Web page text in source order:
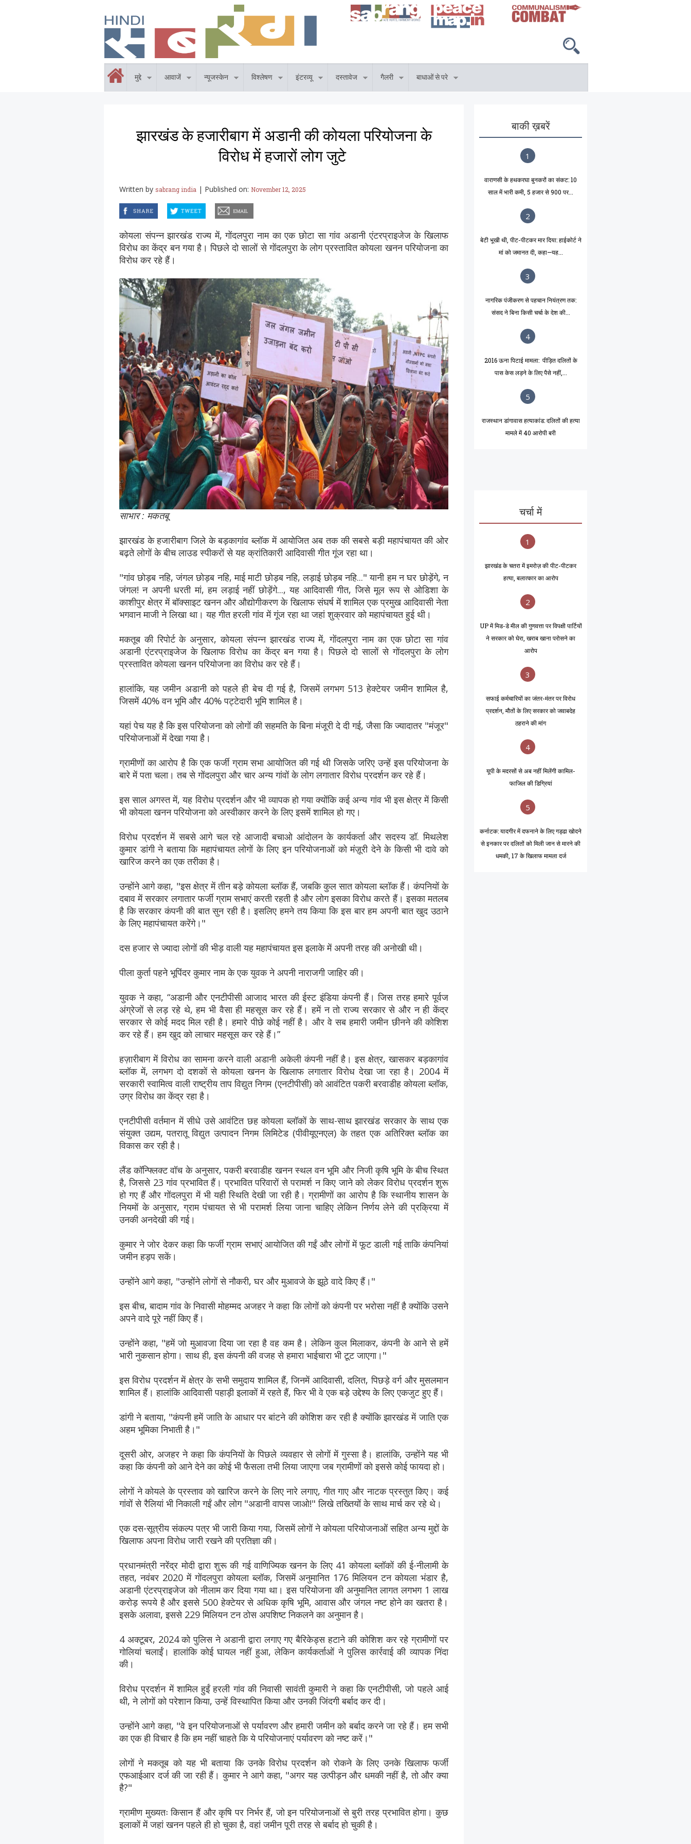
मुद्दे आवाजें न्यूजस्केन विश्लेषण इंटरव्यू दस्तावेज गैलरी बाधाओं से परे
झारखंड के हजारीबाग में अडानी की कोयला परियोजना के
विरोध में हजारों लोग जुटे
Written by sabrang india | Published on: November 12, 2025
कोयला संपन्न झारखंड राज्य में, गोंदलपुरा नाम का एक छोटा सा गांव अडानी एंटरप्राइजेज के खिलाफ
विरोध का केंद्र बन गया है। पिछले दो सालों से गोंदलपुरा के लोग प्रस्तावित कोयला खनन परियोजना का
विरोध कर रहे हैं।
साभार : मकतबू
झारखंड के हजारीबाग जिले के बड़कागांव ब्लॉक में आयोजित अब तक की सबसे बड़ी महापंचायत की ओर
बढ़ते लोगों के बीच लाउड स्पीकरों से यह क्रांतिकारी आदिवासी गीत गूंज रहा था।
"गांव छोड़ब नहि, जंगल छोड़ब नहि, माई माटी छोड़ब नहि, लड़ाई छोड़ब नहि..." यानी हम न घर छोड़ेंगे, न
जंगल! न अपनी धरती मां, हम लड़ाई नहीं छोड़ेंगे..., यह आदिवासी गीत, जिसे मूल रूप से ओडिशा के
काशीपुर क्षेत्र में बॉक्साइट खनन और औद्योगीकरण के खिलाफ संघर्ष में शामिल एक प्रमुख आदिवासी नेता
भगवान माजी ने लिखा था। यह गीत हरली गांव में गूंज रहा था जहां शुक्रवार को महापंचायत हुई थी।
मकतूब की रिपोर्ट के अनुसार, कोयला संपन्न झारखंड राज्य में, गोंदलपुरा नाम का एक छोटा सा गांव
अडानी एंटरप्राइजेज के खिलाफ विरोध का केंद्र बन गया है। पिछले दो सालों से गोंदलपुरा के लोग
प्रस्तावित कोयला खनन परियोजना का विरोध कर रहे हैं।
हालांकि, यह जमीन अडानी को पहले ही बेच दी गई है, जिसमें लगभग 513 हेक्टेयर जमीन शामिल है,
जिसमें 40% वन भूमि और 40% पट्टेदारी भूमि शामिल है।
यहां पेच यह है कि इस परियोजना को लोगों की सहमति के बिना मंजूरी दे दी गई, जैसा कि ज्यादातर "मंजूर"
परियोजनाओं में देखा गया है।
ग्रामीणों का आरोप है कि एक फर्जी ग्राम सभा आयोजित की गई थी जिसके जरिए उन्हें इस परियोजना के
बारे में पता चला। तब से गोंदलपुरा और चार अन्य गांवों के लोग लगातार विरोध प्रदर्शन कर रहे हैं।
इस साल अगस्त में, यह विरोध प्रदर्शन और भी व्यापक हो गया क्योंकि कई अन्य गांव भी इस क्षेत्र में किसी
भी कोयला खनन परियोजना को अस्वीकार करने के लिए इसमें शामिल हो गए।
विरोध प्रदर्शन में सबसे आगे चल रहे आजादी बचाओ आंदोलन के कार्यकर्ता और सदस्य डॉ. मिथलेश
कुमार डांगी ने बताया कि महापंचायत लोगों के लिए इन परियोजनाओं को मंज़ूरी देने के किसी भी दावे को
खारिज करने का एक तरीका है।
उन्होंने आगे कहा, "इस क्षेत्र में तीन बड़े कोयला ब्लॉक हैं, जबकि कुल सात कोयला ब्लॉक हैं। कंपनियों के
दबाव में सरकार लगातार फर्जी ग्राम सभाएं करती रहती है और लोग इसका विरोध करते हैं। इसका मतलब
है कि सरकार कंपनी की बात सुन रही है। इसलिए हमने तय किया कि इस बार हम अपनी बात खुद उठाने
के लिए महापंचायत करेंगे।"
दस हजार से ज्यादा लोगों की भीड़ वाली यह महापंचायत इस इलाके में अपनी तरह की अनोखी थी।
पीला कुर्ता पहने भूपिंदर कुमार नाम के एक युवक ने अपनी नाराजगी जाहिर की।
युवक ने कहा, “अडानी और एनटीपीसी आजाद भारत की ईस्ट इंडिया कंपनी हैं। जिस तरह हमारे पूर्वज
अंग्रेजों से लड़ रहे थे, हम भी वैसा ही महसूस कर रहे हैं। हमें न तो राज्य सरकार से और न ही केंद्र
सरकार से कोई मदद मिल रही है। हमारे पीछे कोई नहीं है। और वे सब हमारी जमीन छीनने की कोशिश
कर रहे हैं। हम खुद को लाचार महसूस कर रहे हैं।”
हज़ारीबाग में विरोध का सामना करने वाली अडानी अकेली कंपनी नहीं है। इस क्षेत्र, खासकर बड़कागांव
ब्लॉक में, लगभग दो दशकों से कोयला खनन के खिलाफ लगातार विरोध देखा जा रहा है। 2004 में
सरकारी स्वामित्व वाली राष्ट्रीय ताप विद्युत निगम (एनटीपीसी) को आवंटित पकरी बरवाडीह कोयला ब्लॉक,
उग्र विरोध का केंद्र रहा है।
एनटीपीसी वर्तमान में सीधे उसे आवंटित छह कोयला ब्लॉकों के साथ-साथ झारखंड सरकार के साथ एक
संयुक्त उद्यम, पतरातू विद्युत उत्पादन निगम लिमिटेड (पीवीयूएनएल) के तहत एक अतिरिक्त ब्लॉक का
विकास कर रही है।
लैंड कॉन्फ्लिक्ट वॉच के अनुसार, पकरी बरवाडीह खनन स्थल वन भूमि और निजी कृषि भूमि के बीच स्थित
है, जिससे 23 गांव प्रभावित हैं। प्रभावित परिवारों से परामर्श न किए जाने को लेकर विरोध प्रदर्शन शुरू
हो गए हैं और गोंदलपुरा में भी यही स्थिति देखी जा रही है। ग्रामीणों का आरोप है कि स्थानीय शासन के
नियमों के अनुसार, ग्राम पंचायत से भी परामर्श लिया जाना चाहिए लेकिन निर्णय लेने की प्रक्रिया में
उनकी अनदेखी की गई।
कुमार ने जोर देकर कहा कि फर्जी ग्राम सभाएं आयोजित की गईं और लोगों में फूट डाली गई ताकि कंपनियां
जमीन हड़प सकें।
उन्होंने आगे कहा, "उन्होंने लोगों से नौकरी, घर और मुआवजे के झूठे वादे किए हैं।"
इस बीच, बादाम गांव के निवासी मोहम्मद अजहर ने कहा कि लोगों को कंपनी पर भरोसा नहीं है क्योंकि उसने
अपने वादे पूरे नहीं किए हैं।
उन्होंने कहा, "हमें जो मुआवजा दिया जा रहा है वह कम है। लेकिन कुल मिलाकर, कंपनी के आने से हमें
भारी नुकसान होगा। साथ ही, इस कंपनी की वजह से हमारा भाईचारा भी टूट जाएगा।"
इस विरोध प्रदर्शन में क्षेत्र के सभी समुदाय शामिल हैं, जिनमें आदिवासी, दलित, पिछड़े वर्ग और मुसलमान
शामिल हैं। हालांकि आदिवासी पहाड़ी इलाकों में रहते हैं, फिर भी वे एक बड़े उद्देश्य के लिए एकजुट हुए हैं।
डांगी ने बताया, "कंपनी हमें जाति के आधार पर बांटने की कोशिश कर रही है क्योंकि झारखंड में जाति एक
अहम भूमिका निभाती है।"
दूसरी ओर, अजहर ने कहा कि कंपनियों के पिछले व्यवहार से लोगों में गुस्सा है। हालांकि, उन्होंने यह भी
कहा कि कंपनी को आने देने का कोई भी फैसला तभी लिया जाएगा जब ग्रामीणों को इससे कोई फायदा हो।
लोगों ने कोयले के प्रस्ताव को खारिज करने के लिए नारे लगाए, गीत गाए और नाटक प्रस्तुत किए। कई
गांवों से रैलियां भी निकाली गईं और लोग "अडानी वापस जाओ!" लिखे तख्तियों के साथ मार्च कर रहे थे।
एक दस-सूत्रीय संकल्प पत्र भी जारी किया गया, जिसमें लोगों ने कोयला परियोजनाओं सहित अन्य मुद्दों के
खिलाफ अपना विरोध जारी रखने की प्रतिज्ञा की।
प्रधानमंत्री नरेंद्र मोदी द्वारा शुरू की गई वाणिज्यिक खनन के लिए 41 कोयला ब्लॉकों की ई-नीलामी के
तहत, नवंबर 2020 में गोंदलपुरा कोयला ब्लॉक, जिसमें अनुमानित 176 मिलियन टन कोयला भंडार है,
अडानी एंटरप्राइजेज को नीलाम कर दिया गया था। इस परियोजना की अनुमानित लागत लगभग 1 लाख
करोड़ रूपये है और इससे 500 हेक्टेयर से अधिक कृषि भूमि, आवास और जंगल नष्ट होने का खतरा है।
इसके अलावा, इससे 229 मिलियन टन ठोस अपशिष्ट निकलने का अनुमान है।
4 अक्टूबर, 2024 को पुलिस ने अडानी द्वारा लगाए गए बैरिकेड्स हटाने की कोशिश कर रहे ग्रामीणों पर
गोलियां चलाईं। हालांकि कोई घायल नहीं हुआ, लेकिन कार्यकर्ताओं ने पुलिस कार्रवाई की व्यापक निंदा
की।
विरोध प्रदर्शन में शामिल हुईं हरली गांव की निवासी सावंती कुमारी ने कहा कि एनटीपीसी, जो पहले आई
थी, ने लोगों को परेशान किया, उन्हें विस्थापित किया और उनकी जिंदगी बर्बाद कर दी।
उन्होंने आगे कहा, "वे इन परियोजनाओं से पर्यावरण और हमारी जमीन को बर्बाद करने जा रहे हैं। हम सभी
का एक ही विचार है कि हम नहीं चाहते कि ये परियोजनाएं पर्यावरण को नष्ट करें।"
लोगों ने मकतूब को यह भी बताया कि उनके विरोध प्रदर्शन को रोकने के लिए उनके खिलाफ फर्जी
एफआईआर दर्ज की जा रही हैं। कुमार ने आगे कहा, "अगर यह उत्पीड़न और धमकी नहीं है, तो और क्या
है?"
ग्रामीण मुख्यतः किसान हैं और कृषि पर निर्भर हैं, जो इन परियोजनाओं से बुरी तरह प्रभावित होगा। कुछ
इलाकों में जहां खनन पहले ही हो चुका है, वहां जमीन पूरी तरह से बर्बाद हो चुकी है।
बाकी ख़बरें
1
वाराणसी के हथकरघा बुनकरों का संकट: 10
साल में भारी कमी, 5 हजार से 900 पर...
2
बेटी भूखी थी, पीट-पीटकर मार दिया: हाईकोर्ट ने
मां को जमानत दी, कहा—यह...
3
नागरिक पंजीकरण से पहचान नियंत्रण तक:
संसद ने बिना किसी चर्चा के देश की...
4
2016 ऊना पिटाई मामला: पीड़ित दलितों के
पास केस लड़ने के लिए पैसे नहीं,...
5
राजस्थान डांगावास हत्याकांड: दलितों की हत्या
मामले में 40 आरोपी बरी
चर्चा में
1
झारखंड के चतरा में इमरोज़ की पीट-पीटकर
हत्या, बलात्कार का आरोप
2
UP में मिड-डे मील की गुणवत्ता पर विपक्षी पार्टियों
ने सरकार को घेरा, खराब खाना परोसने का
आरोप
3
सफाई कर्मचारियों का जंतर-मंतर पर विरोध
प्रदर्शन, मौतों के लिए सरकार को जवाबदेह
ठहराने की मांग
4
यूपी के मदरसों से अब नहीं मिलेंगी कामिल-
फाजिल की डिग्रियां
5
कर्नाटक: यादगीर में दफनाने के लिए गड्ढा खोदने
से इनकार पर दलितों को मिली जान से मारने की
धमकी, 17 के खिलाफ मामला दर्ज